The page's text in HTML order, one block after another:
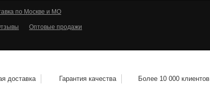
по Москве и МО
Оптовые продажи
доставка Гарантия качества Более 10 000 клиентов